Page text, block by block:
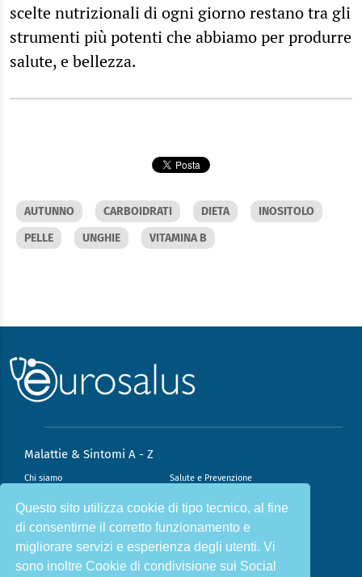
Questo sito utilizza cookie di tipo tecnico, al fine
di consentirne il corretto funzionamento e
migliorare servizi e esperienza degli utenti. Vi
sono inoltre Cookie di condivisione sui Social
scelte nutrizionali di ogni giorno restano tra gli
strumenti più potenti che abbiamo per produrre
salute, e bellezza.
AUTUNNO CARBOIDRATI DIETA
INOSITOLO
PELLE
UNGHIE VITAMINA B
Malattie & Sintomi A - Z
Chi siamo Salute e Prevenzione
Infiammazione e Allergia Direzione scientifica
Nutrizione e Stili di vita Sport e Benessere
Cookie Policy L’angolo del dottore